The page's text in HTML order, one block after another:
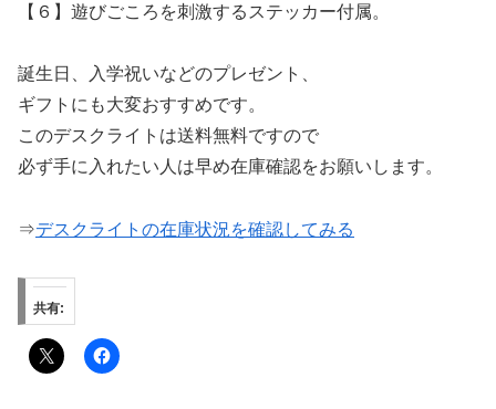
【６】遊びごころを刺激するステッカー付属。
誕生日、入学祝いなどのプレゼント、
ギフトにも大変おすすめです。
このデスクライトは送料無料ですので
必ず手に入れたい人は早め在庫確認をお願いします。
⇒デスクライトの在庫状況を確認してみる
共有: